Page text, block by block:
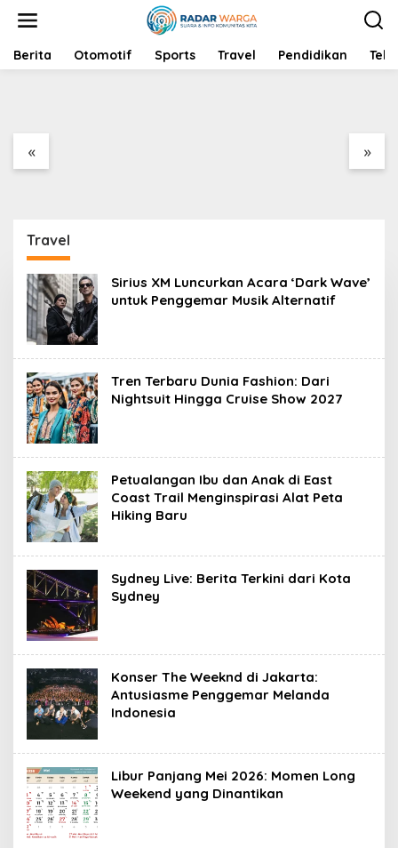
t
Berita Otomotif Sports Travel Pendidikan
« »
BPJS Kesehatan
Peringatkan
Kekeringan Melanda
Indonesia: Dampak
Travel
Sirius XM Luncurkan Acara ‘Dark Wave’
untuk Penggemar Musik Alternatif
Tren Terbaru Dunia Fashion: Dari
Nightsuit Hingga Cruise Show 2027
Petualangan Ibu dan Anak di East
Coast Trail Menginspirasi Alat Peta
Hiking Baru
Sydney Live: Berita Terkini dari Kota
Sydney
Konser The Weeknd di Jakarta:
Antusiasme Penggemar Melanda
Indonesia
Libur Panjang Mei 2026: Momen Long
Weekend yang Dinantikan